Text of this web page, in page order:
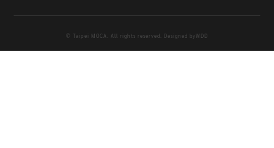
© Taipei MOCA. All rights reserved. Designed byWDD